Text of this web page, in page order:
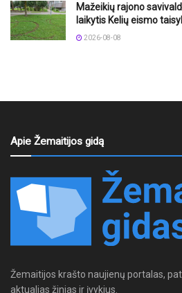
Mažeikių rajono
laikytis Kelių eismo
2026-08-08
Apie Žemaitijos gidą
Žemaitijos krašto naujienų portalas,
aktualias žinias ir įvykius.